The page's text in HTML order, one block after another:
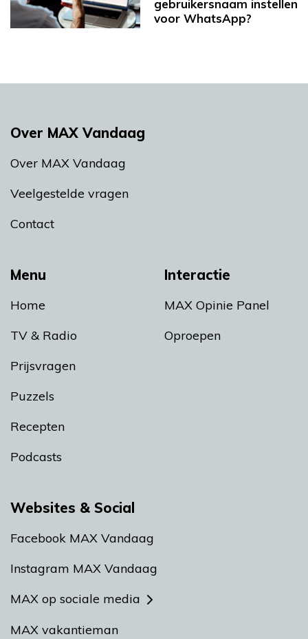
gebruikersnaam instellen
voor WhatsApp?
Menu
Home
TV & Radio
Prijsvragen
Puzzels
Recepten
Podcasts
Interactie
MAX Opinie Panel
Oproepen
Over MAX Vandaag
Over MAX Vandaag
Veelgestelde vragen
Contact
Websites & Social
Facebook MAX Vandaag
Instagram MAX Vandaag
MAX op sociale media
MAX vakantieman